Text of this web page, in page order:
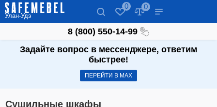
Улан-Удэ
0 0
8 (800) 550-14-99
Задайте вопрос в мессенджере, ответим
быстрее!
ПЕРЕЙТИ В МАХ
Сушильные шкафы